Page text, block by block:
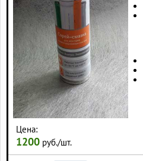
Цена:
1200 руб./шт.